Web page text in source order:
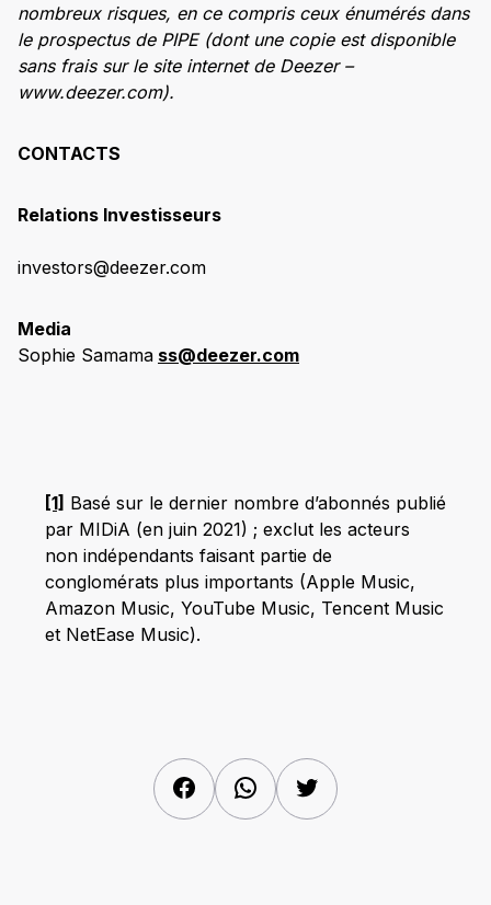
nombreux risques, en ce compris ceux énumérés dans
le prospectus de PIPE (dont une copie est disponible
sans frais sur le site internet de Deezer –
www.deezer.com).
CONTACTS
Relations Investisseurs
investors@deezer.com
Media
Sophie Samama ss@deezer.com
[1] Basé sur le dernier nombre d’abonnés publié
par MIDiA (en juin 2021) ; exclut les acteurs
non indépendants faisant partie de
conglomérats plus importants (Apple Music,
Amazon Music, YouTube Music, Tencent Music
et NetEase Music).
FacebookWhatsAppTwitter